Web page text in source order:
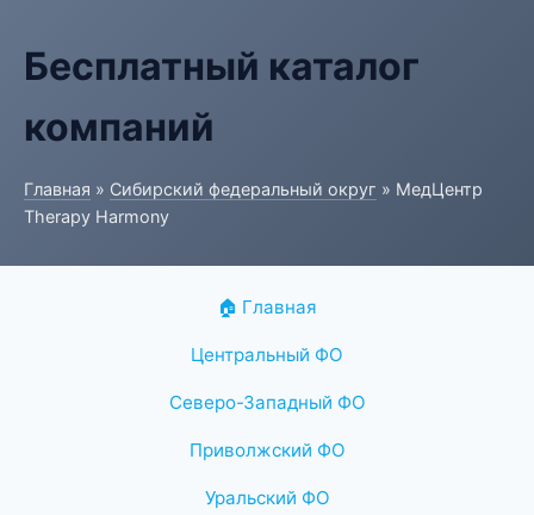
Бесплатный каталог
компаний
Главная » Сибирский федеральный округ » МедЦентр
Therapy Harmony
🏠 Главная
Центральный ФО
Северо-Западный ФО
Приволжский ФО
Уральский ФО